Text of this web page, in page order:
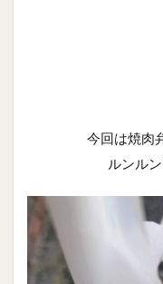
今回は焼肉
ルンル